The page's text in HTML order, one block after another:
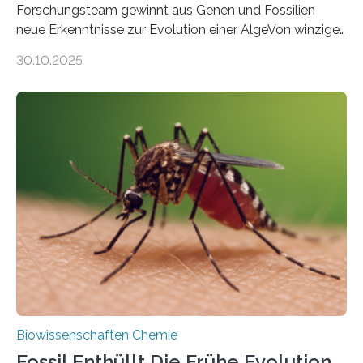
Forschungsteam gewinnt aus Genen und Fossilien
neue Erkenntnisse zur Evolution einer AlgeVon winzigen
Landpflanzen zählen zu den komplexesten
Grünalgen, die vor Hunderten von Millionen Jahren
lebten. Unter den Vorfahren sticht eine Gruppe heraus,
die noch heute in der Natur vorkommt: die
Süßwasseralge Coleochaetophyceae. Einige Arten
dieser Gruppe bilden aus Zellfäden dichte Geflechte
mit scheibenförmiger Gestalt. Was auffällig ist: Die
nächsten…
30.10.2025
Biowissenschaften Chemie